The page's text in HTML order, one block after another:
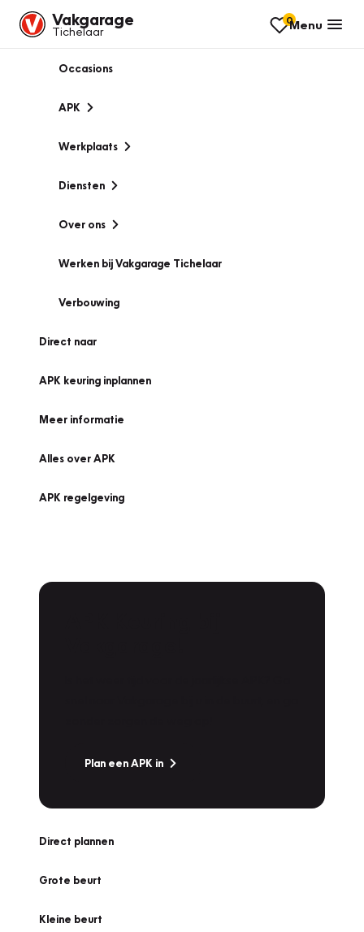
Vakgarage
Tichelaar
0Menu
Occasions
APK
Werkplaats
Diensten
Over ons
Werken bij Vakgarage Tichelaar
Verbouwing
Direct naar
APK keuring inplannen
Meer informatie
Alles over APK
APK regelgeving
Plan een APK in
Direct plannen
Grote beurt
Kleine beurt